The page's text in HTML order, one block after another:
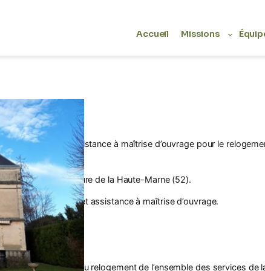
Accueil Missions
Accueil>Références
et d’assistance à maîtrise d’ouvrage pour le
: la Sous-Préfecture de la Haute-Marne (52).
: Programmation et assistance à maîtrise d’ouvrage.
: 2 512 000 €HT.
de faisabilité.
: Etude visant au relogement de l’ensemble des services de